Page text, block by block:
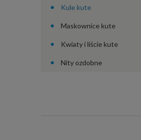
Kule kute
Maskownice kute
Kwiaty i liście kute
Nity ozdobne